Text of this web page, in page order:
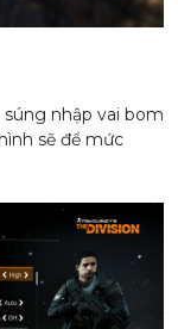
nhập vai bom
sẽ để mức